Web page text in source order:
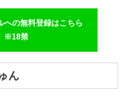
への無料登録はこちら
※18禁
ん